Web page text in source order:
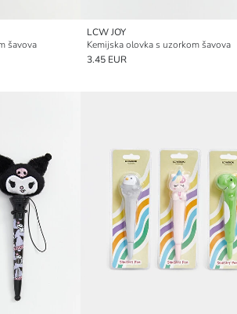
šavova
LCW JOY
Kemijska olovka s uzorkom šavova
3.45 EUR